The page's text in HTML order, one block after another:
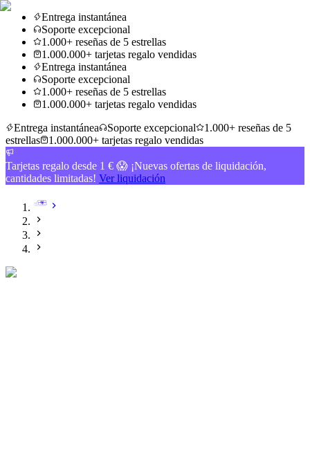
Entrega instantánea
Soporte excepcional
1.000+ reseñas de 5 estrellas
1.000.000+ tarjetas regalo vendidas
Entrega instantánea
Soporte excepcional
1.000+ reseñas de 5 estrellas
1.000.000+ tarjetas regalo vendidas
Entrega instantánea
Soporte excepcional
1.000+ reseñas de 5
estrellas
1.000.000+ tarjetas regalo vendidas
Tarjetas regalo desde 1 € 😱 ¡Nuevas ofertas de liquidación,
cantidades limitadas! Ver liquidación